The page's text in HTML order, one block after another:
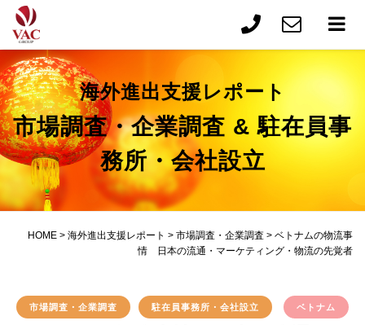
海外進出支援レポート
市場調査・企業調査 & 駐在員事
務所・会社設立
HOME > 海外進出支援レポート > 市場調査・企業調査 > ベトナムの物流事
情 日本の流通・マーケティング・物流の先覚者
市場調査・企業調査 駐在員事務所・会社設立 ベトナム